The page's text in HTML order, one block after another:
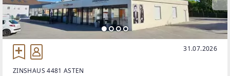
31.07.2026
ZINSHAUS 4481 ASTEN